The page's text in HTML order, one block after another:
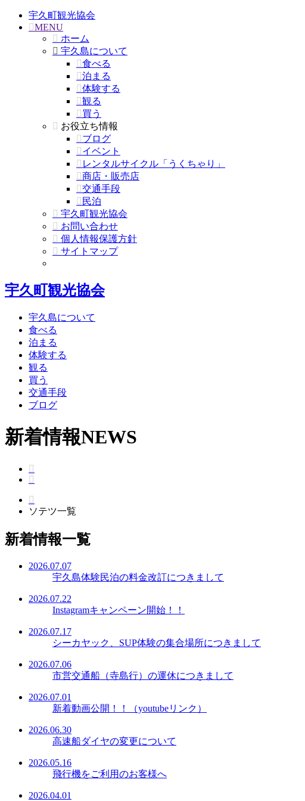
宇久町観光協会
MENU
ホーム
宇久島について
食べる
泊まる
体験する
観る
買う
お役立ち情報
ブログ
イベント
レンタルサイクル「うくちゃり」
商店・販売店
交通手段
民泊
宇久町観光協会
お問い合わせ
個人情報保護方針
サイトマップ
宇久町観光協会
宇久島について
食べる
泊まる
体験する
観る
買う
交通手段
ブログ
新着情報NEWS
ソテツ一覧
新着情報一覧
2026.07.07
宇久島体験民泊の料金改訂につきまして
2026.07.22
Instagramキャンペーン開始！！
2026.07.17
シーカヤック、SUP体験の集合場所につきまして
2026.07.06
市営交通船（寺島行）の運休につきまして
2026.07.01
新着動画公開！！（youtubeリンク）
2026.06.30
高速船ダイヤの変更について
2026.05.16
飛行機をご利用のお客様へ
2026.04.01